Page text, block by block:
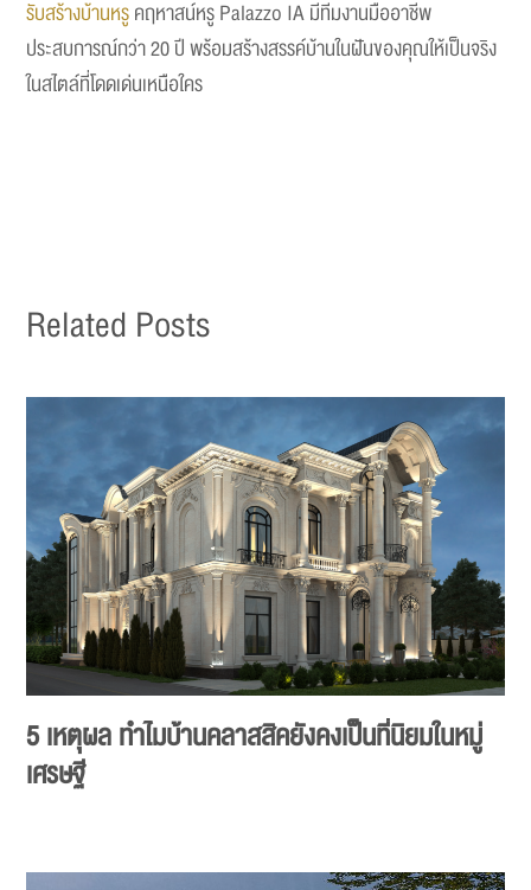
รับสร้างบ้านหรูคฤหาสน์หรู Palazzo IA มีทีมงานมืออาชีพ
ประสบการณ์กว่า 20 ปี พร้อมสร้างสรรค์บ้านในฝันของคุณให้เป็นจริง
ในสไตล์ที่โดดเด่นเหนือใคร
Related Posts
5 เหตุผล ทำไมบ้านคลาสสิคยังคงเป็นที่นิยมในหมู่
เศรษฐี